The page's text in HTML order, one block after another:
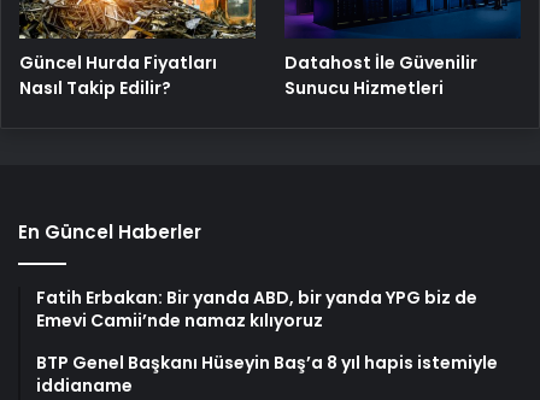
Güncel Hurda Fiyatları
Nasıl Takip Edilir?
Datahost İle Güvenilir
Sunucu Hizmetleri
En Güncel Haberler
Fatih Erbakan: Bir yanda ABD, bir yanda YPG biz de
Emevi Camii’nde namaz kılıyoruz
BTP Genel Başkanı Hüseyin Baş’a 8 yıl hapis istemiyle
iddianame